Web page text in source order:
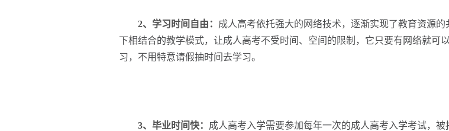
2、学习时间自由： 成人高考依托强大的网络技术，逐渐实现了教育资源的
下相结合的教学模式，让成人高考不受时间、空间的限制，它只要有网络就可
习，不用特意请假抽时间去学习。
3、毕业时间快： 成人高考入学需要参加每年一次的成人高考入学考试，被